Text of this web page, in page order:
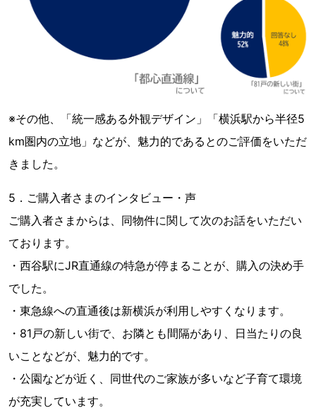
※その他、「統一感ある外観デザイン」「横浜駅から半径5
km圏内の立地」などが、魅力的であるとのご評価をいただ
きました。
5．ご購入者さまのインタビュー・声
ご購入者さまからは、同物件に関して次のお話をいただい
ております。
・西谷駅にJR直通線の特急が停まることが、購入の決め手
でした。
・東急線への直通後は新横浜が利用しやすくなります。
・81戸の新しい街で、お隣とも間隔があり、日当たりの良
いことなどが、魅力的です。
・公園などが近く、同世代のご家族が多いなど子育て環境
が充実しています。